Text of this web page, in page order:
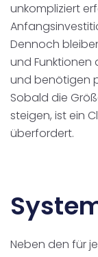
unkompliziert
Dennoch
und Funktionen
und benötigen
Sobald die
steigen, ist ein
überfordert.
Neben den für